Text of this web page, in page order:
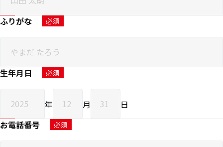
ふりがな 必須
生年月日 必須
年 月
日
お電話番号
必須